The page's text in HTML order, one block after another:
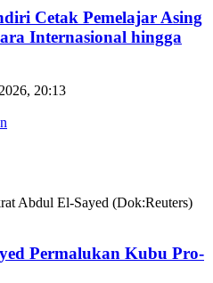
Cetak Pemelajar Asing
Internasional hingga
20:13
Permalukan Kubu Pro-